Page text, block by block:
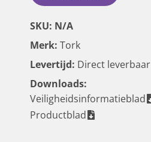
SKU: N/A
Merk: Tork
Levertijd: Direct leverbaar
Downloads:
Veiligheidsinformatieblad
Productblad